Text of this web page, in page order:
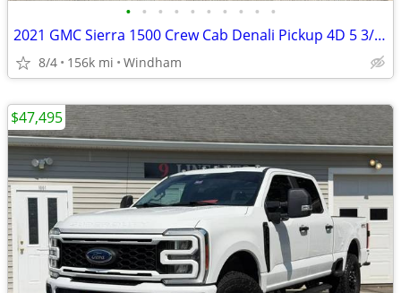
• • • • • • • • • •
2021 GMC Sierra 1500 Crew Cab Denali Pickup 4D 5 3/4 ft
8/4 156k mi Windham
$47,495